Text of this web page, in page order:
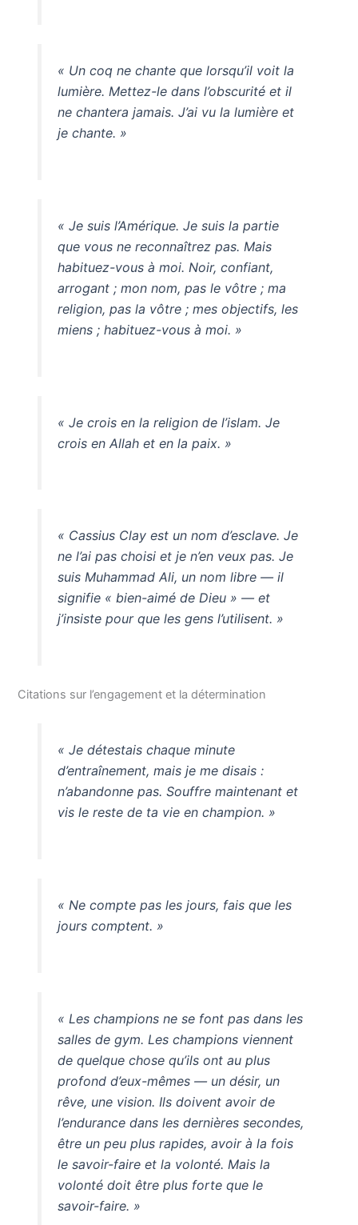
« Un coq ne chante que lorsqu’il voit la
lumière. Mettez-le dans l’obscurité et il
ne chantera jamais. J’ai vu la lumière et
je chante. »
« Je suis l’Amérique. Je suis la partie
que vous ne reconnaîtrez pas. Mais
habituez-vous à moi. Noir, confiant,
arrogant ; mon nom, pas le vôtre ; ma
religion, pas la vôtre ; mes objectifs, les
miens ; habituez-vous à moi. »
« Je crois en la religion de l’islam. Je
crois en Allah et en la paix. »
« Cassius Clay est un nom d’esclave. Je
ne l’ai pas choisi et je n’en veux pas. Je
suis Muhammad Ali, un nom libre — il
signifie « bien-aimé de Dieu » — et
j’insiste pour que les gens l’utilisent. »
Citations sur l’engagement et la détermination
« Je détestais chaque minute
d’entraînement, mais je me disais :
n’abandonne pas. Souffre maintenant et
vis le reste de ta vie en champion. »
« Ne compte pas les jours, fais que les
jours comptent. »
« Les champions ne se font pas dans les
salles de gym. Les champions viennent
de quelque chose qu’ils ont au plus
profond d’eux-mêmes — un désir, un
rêve, une vision. Ils doivent avoir de
l’endurance dans les dernières secondes,
être un peu plus rapides, avoir à la fois
le savoir-faire et la volonté. Mais la
volonté doit être plus forte que le
savoir-faire. »